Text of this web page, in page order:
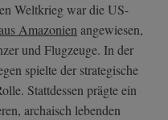
Weltkrieg war die US-
Amazonienangewiesen,
und Flugzeuge. In der
spielte der strategische
Stattdessen prägte ein
archaisch lebenden